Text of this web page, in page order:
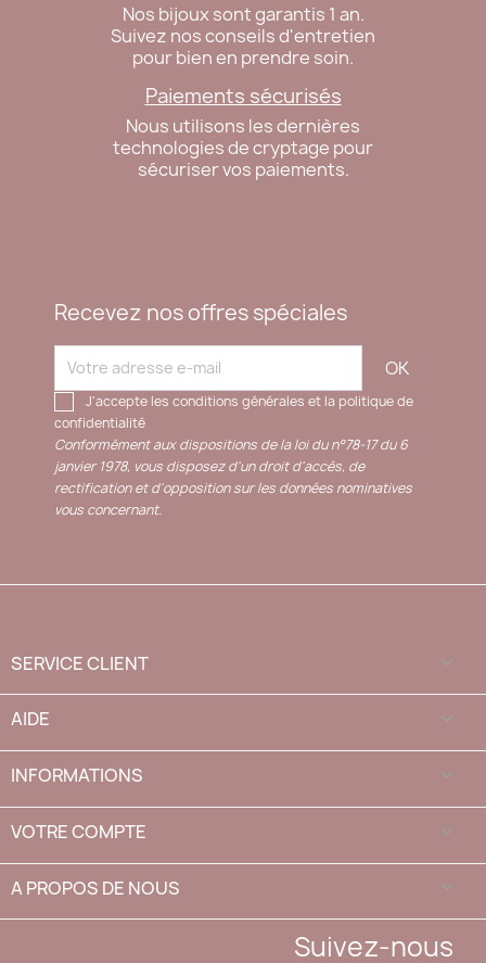
Nos bijoux sont garantis 1 an.
Suivez nos conseils d'entretien
pour bien en prendre soin.
Paiements sécurisés
Nous utilisons les dernières
technologies de cryptage pour
sécuriser vos paiements.
Recevez nos offres spéciales
J'accepte les conditions générales et la politique de
confidentialité
Conformément aux dispositions de la loi du n°78-17 du 6
janvier 1978, vous disposez d'un droit d'accès, de
rectification et d'opposition sur les données nominatives
vous concernant.
SERVICE CLIENT
AIDE
INFORMATIONS
VOTRE COMPTE
A PROPOS DE NOUS
Suivez-nous